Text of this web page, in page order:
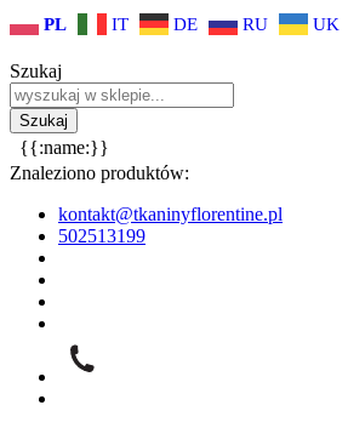
PL IT DE RU UK
Szukaj
{{:name:}}
Znaleziono produktów:
kontakt@tkaninyflorentine.pl
502513199